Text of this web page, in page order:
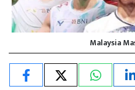
Malaysia